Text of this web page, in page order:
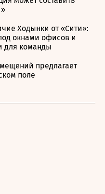
Ходынки от «Сити»:
окнами офисов и
для команды
предлагает
поле